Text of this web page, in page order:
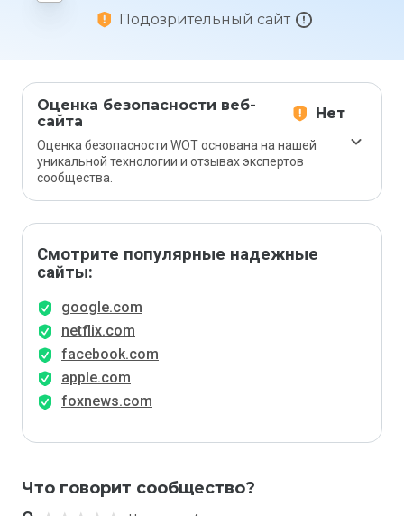
Подозрительный сайт
Оценка безопасности веб-
сайта
Нет
Оценка безопасности WOT основана на нашей
уникальной технологии и отзывах экспертов
сообщества.
Смотрите популярные надежные
сайты:
google.com
netflix.com
facebook.com
apple.com
foxnews.com
Что говорит сообщество?